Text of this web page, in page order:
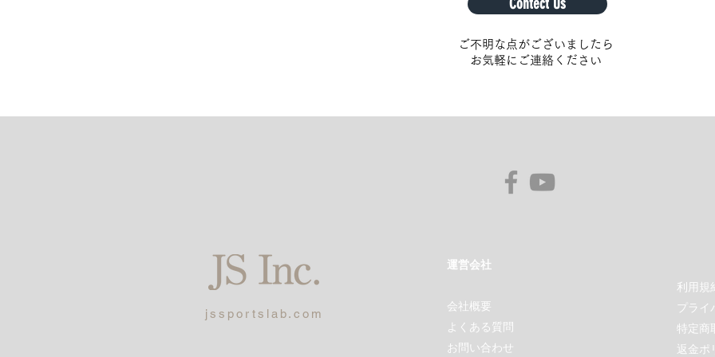
ご不明な点がございましたら
お気軽にご連絡ください
jssportslab.com
運営会社
会社概要
よくある質問
お問い合わせ
利用規
プライ
特定商
返金ポ